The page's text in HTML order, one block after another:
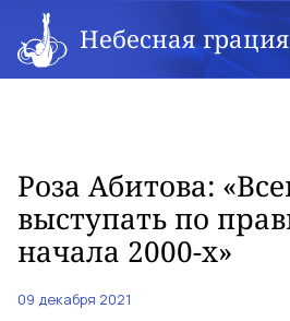
Небесная грация
Роза Абитова:
выступать по
начала 2000-х»
09 декабря 2021